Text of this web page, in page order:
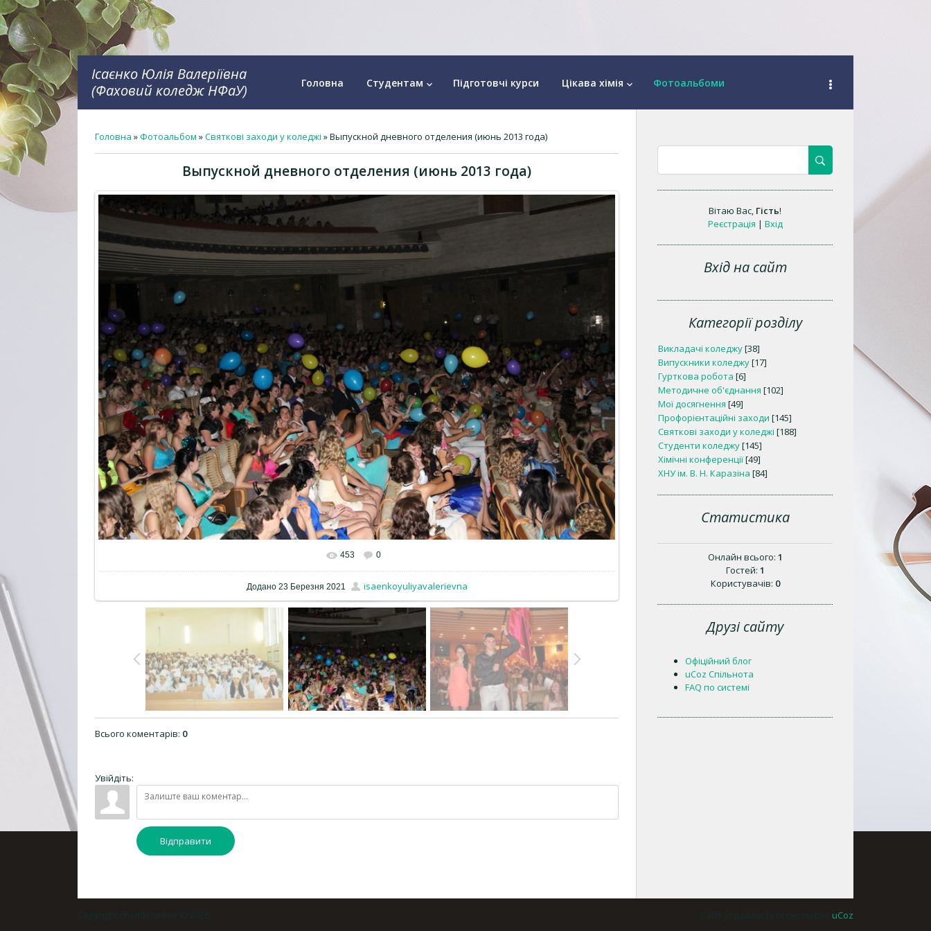
Ісаєнко Юлія Валеріївна
(Фаховий коледж НФаУ)
Головна Студентам keyboard_arrow_down Підготовчі курси Цікава хімія keyboard_arrow_down Фотоальбоми
Головна »Фотоальбом »Святкові заходи у коледжі » Выпускной дневного отделения (июнь 2013 года)
Выпускной дневного отделения (июнь 2013 года)
453 0
Додано23 Березня 2021 isaenkoyuliyavalerievna
Всього коментарів: 0
Увійдіть:
Відправити
Вітаю Вас, Гість!
Реєстрація | Вхід
Вхід на сайт
Категорії розділу
Викладачі коледжу[38]
Випускники коледжу[17]
Гурткова робота [6]
Методичне об'єднання [102]
Мої досягнення [49]
Профорієнтаційні заходи [145]
Святкові заходи у коледжі [188]
Студенти коледжу[145]
Хімічні конференції[49]
ХНУ ім. В. Н. Каразіна [84]
Статистика
Онлайн всього: 1
Гостей: 1
Користувачів: 0
Друзі сайту
Офіційний блог
uCoz Спільнота
FAQ по системі
uCoz